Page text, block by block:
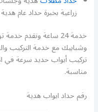
زراعية بخبرة حداد عام هدية
خدمة 24 ساعة ونقدم
وشبابيك مع خدمة التركيب
تركيب أبواب حديد سرعة في
مناسبة.
رقم حداد ابواب هدية